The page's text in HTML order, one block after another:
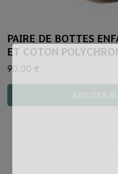
PAIRE DE BOTTES
ET COTON
90,00 €